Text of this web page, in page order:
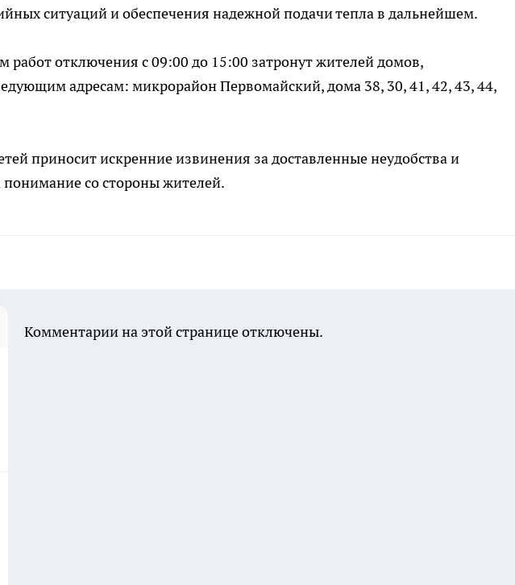
ситуаций и обеспечения надежной подачи тепла в дальнейшем.
работ отключения с 09:00 до 15:00 затронут жителей домов,
адресам: микрорайон Первомайский, дома 38, 30, 41, 42, 43, 44,
приносит искренние извинения за доставленные неудобства и
со стороны жителей.
Комментарии на этой странице отключены.